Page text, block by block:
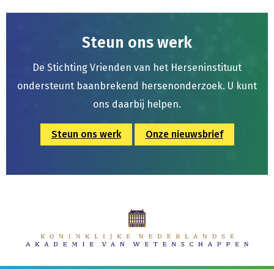
Steun ons werk
De Stichting Vrienden van het Herseninstituut
ondersteunt baanbrekend hersenonderzoek. U kunt
ons daarbij helpen.
Steun ons werk Onze nieuwsbrief